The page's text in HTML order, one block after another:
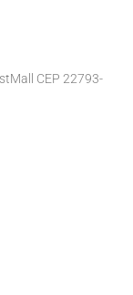
CEP 22793-